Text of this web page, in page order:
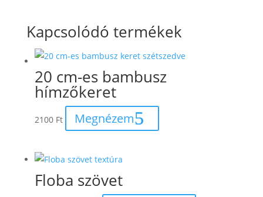
Kapcsolódó termékek
20 cm-es bambusz
hímzőkeret
2100 Ft Megnézem
Floba szövet